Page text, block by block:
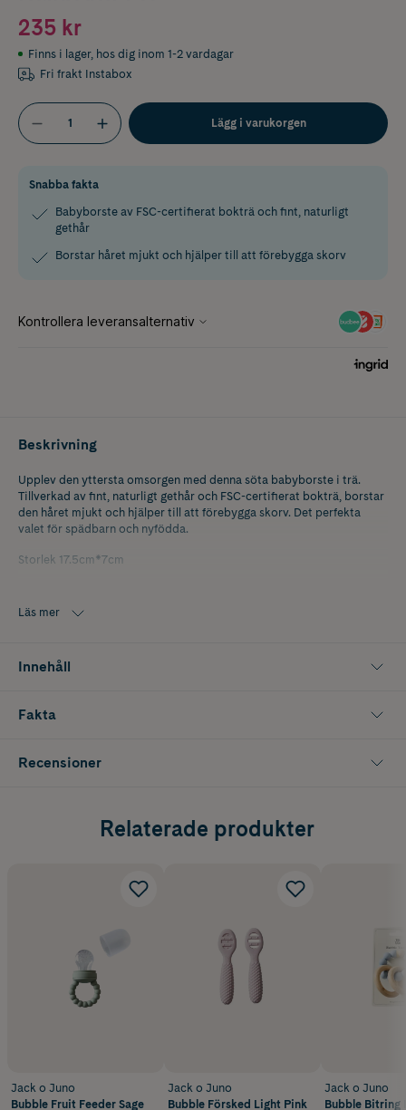
235 kr
Finns i lager, hos dig inom 1-2 vardagar
Fri frakt Instabox
Lägg i varukorgen
Snabba fakta
Babyborste av FSC-certifierat bokträ och fint, naturligt
gethår
Borstar håret mjukt och hjälper till att förebygga skorv
Beskrivning
Upplev den yttersta omsorgen med denna söta babyborste i trä.
Tillverkad av fint, naturligt gethår och FSC-certifierat bokträ, borstar
den håret mjukt och hjälper till att förebygga skorv. Det perfekta
valet för spädbarn och nyfödda.
Storlek 17.5cm*7cm
Läs mer
Innehåll
Fakta
Recensioner
Relaterade produkter
Jack o Juno
Bubble Fruit Feeder Sage
Jack o Juno
Bubble Försked Light Pink
Jack o Juno
Bubble Bitring